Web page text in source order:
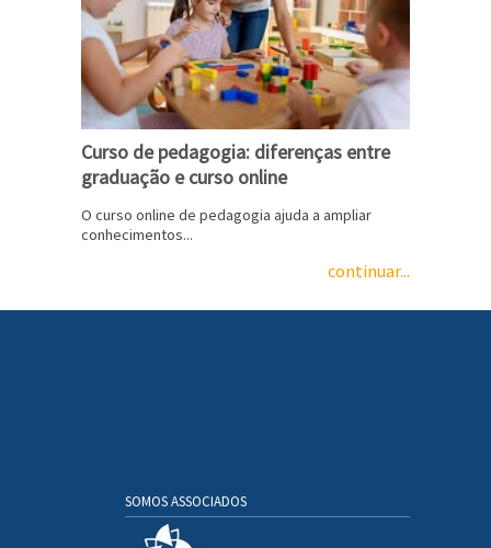
Curso de pedagogia: diferenças entre
graduação e curso online
O curso online de pedagogia ajuda a ampliar
conhecimentos...
continuar...
SOMOS ASSOCIADOS